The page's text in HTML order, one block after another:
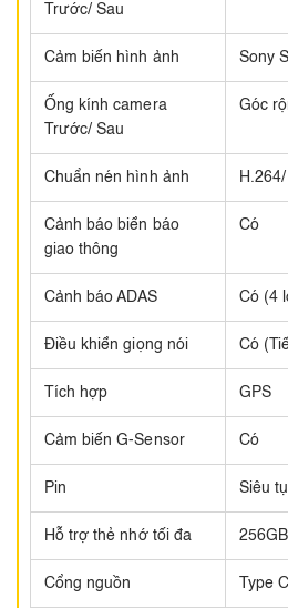
Trước/ Sau​
Cảm biến hình ảnh Sony
Ống kính camera
Trước/ Sau​
Góc
Chuẩn nén hình ảnh
Cảnh báo biển báo
giao thông​
Có
Cảnh báo ADAS Có (4
Điều khiển giọng nói Có
Tích hợp GPS
Cảm biến G-Sensor​ Có
Pin Siêu
Hỗ trợ thẻ nhớ tối đa 256GB
Cổng nguồn Type C​